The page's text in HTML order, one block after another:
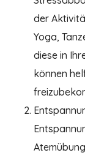
der
Yoga,
diese in
können